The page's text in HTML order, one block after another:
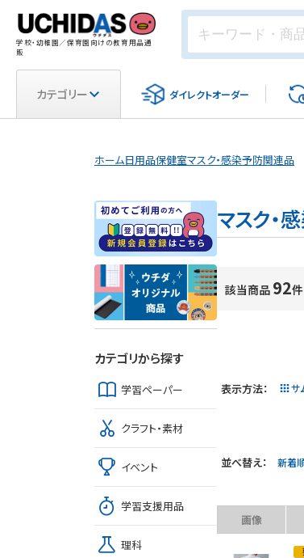
学校・幼稚園／保育園向けの教育用品通
販
カテゴリー ダイレクトオーダー
ホーム日用品保健室マスク・感染予防関連品
マスク・
該当商品 92件
表示方法： サ
並べ替え： 新着
画像
カテゴリから探す
学習ペーパー
クラフト・素材
イベント
学習支援用品
理科